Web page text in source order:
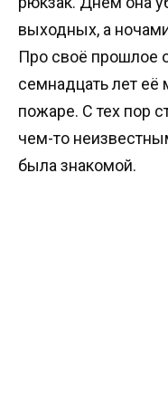
выходных, а
Про своё прошлое
семнадцать лет её
пожаре. С тех пор
чем-то
была знакомой.